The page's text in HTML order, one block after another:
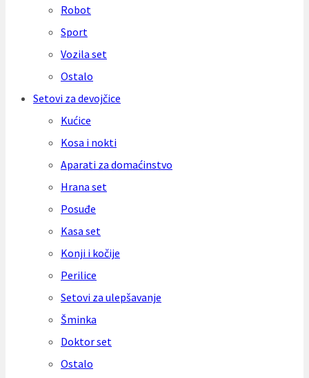
Robot
Sport
Vozila set
Ostalo
Setovi za devojčice
Kućice
Kosa i nokti
Aparati za domaćinstvo
Hrana set
Posuđe
Kasa set
Konji i kočije
Perilice
Setovi za ulepšavanje
Šminka
Doktor set
Ostalo